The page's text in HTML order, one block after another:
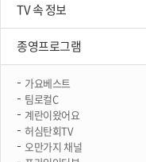
TV 속 정보
종영프로그램
가요베스트
팀로컬C
계란이왔어요
허심탄회TV
오만가지 채널